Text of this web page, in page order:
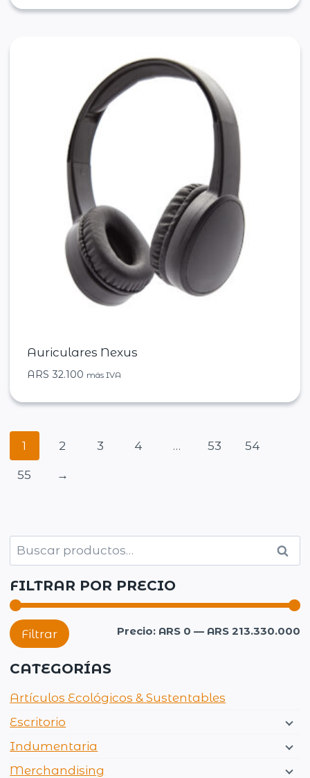
Auriculares Nexus
ARS 32.100 más IVA
1 2 3 4 … 53 54
55 →
Buscar
por:
FILTRAR POR PRECIO
Filtrar Precio: ARS 0 — ARS 213.330.000
CATEGORÍAS
Artículos Ecológicos & Sustentables
Escritorio
Indumentaria
Merchandising